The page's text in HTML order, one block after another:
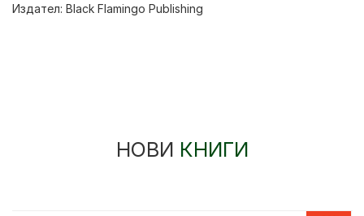
Издател: Black Flamingo Publishing
НОВИ КНИГИ